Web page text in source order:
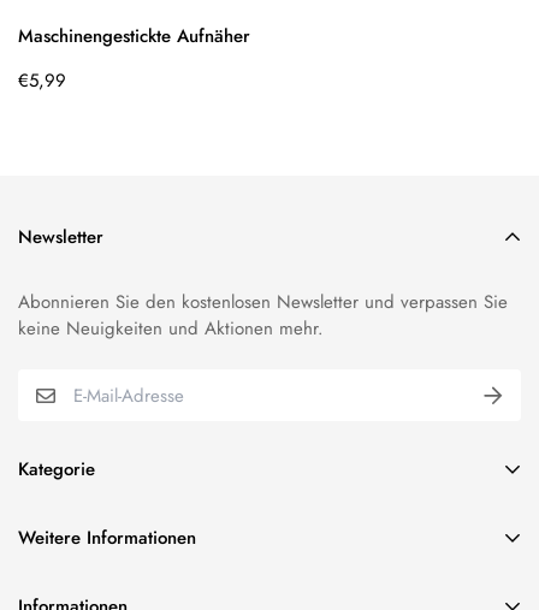
Maschinengestickte Aufnäher
Regulärer
€5,99
Kategorie
BUNDESWEHR EFFEKTEN
ORDEN & ABZEICHEN
Newsletter
Abonnieren Sie den kostenlosen Newsletter und verpassen Sie
keine Neuigkeiten und Aktionen mehr.
Weitere Informationen
über uns